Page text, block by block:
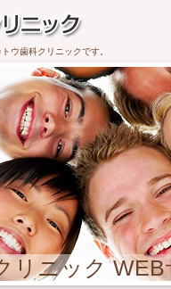
リニック
ウ歯科クリニックです。